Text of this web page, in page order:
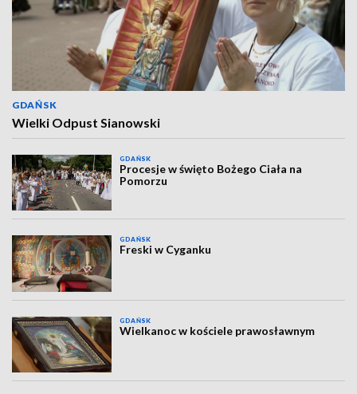
GDAŃSK
Wielki Odpust Sianowski
GDAŃSK
Procesje w święto Bożego Ciała na
Pomorzu
GDAŃSK
Freski w Cyganku
GDAŃSK
Wielkanoc w kościele prawosławnym